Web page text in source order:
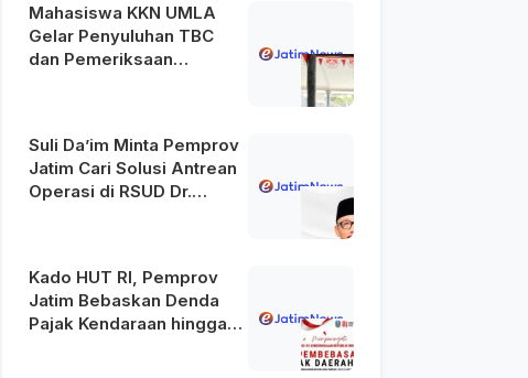
Mahasiswa KKN UMLA
Gelar Penyuluhan TBC
dan Pemeriksaan
Suli Da’im Minta Pemprov
Jatim Cari Solusi Antrean
Operasi di RSUD Dr.
Kado HUT RI, Pemprov
Jatim Bebaskan Denda
Pajak Kendaraan hingga